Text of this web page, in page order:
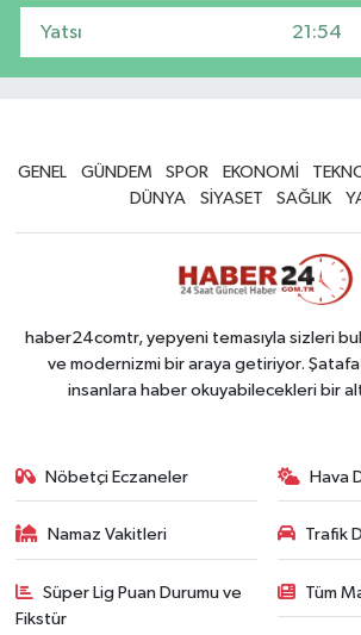
Yatsı 21:54
GENEL GÜNDEM SPOR EKONOMİ
DÜNYA
SİYASET SAĞLIK
haber24comtr, yepyeni temasıyla sizleri
ve modernizmi bir araya getiriyor.
insanlara haber okuyabilecekleri bir
Nöbetçi Eczaneler Hava
Namaz Vakitleri Trafik
Süper Lig Puan Durumu ve
Fikstür
Tüm